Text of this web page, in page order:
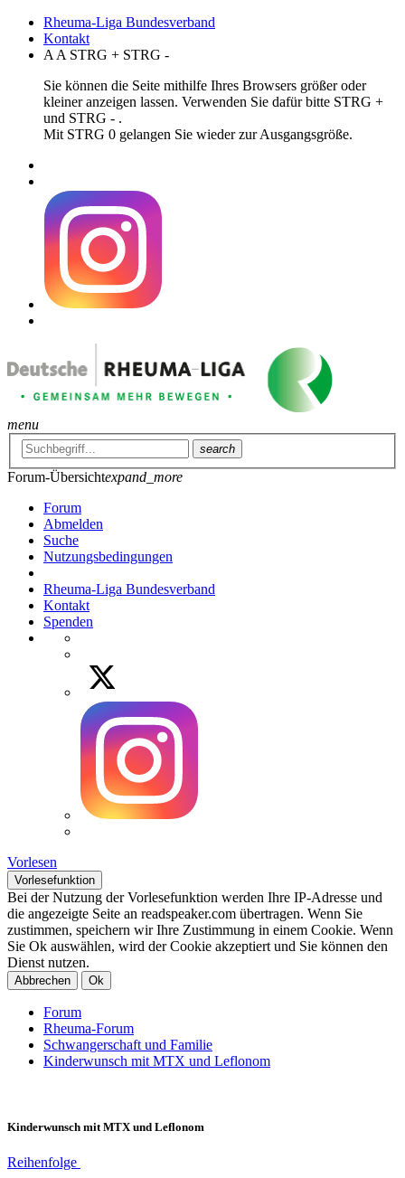
Rheuma-Liga Bundesverband
Kontakt
A A STRG + STRG -
Sie können die Seite mithilfe Ihres Browsers größer oder
kleiner anzeigen lassen. Verwenden Sie dafür bitte STRG +
und STRG - .
Mit STRG 0 gelangen Sie wieder zur Ausgangsgröße.
menu
search
Forum-Übersichtexpand_more
Forum
Abmelden
Suche
Nutzungsbedingungen
Rheuma-Liga Bundesverband
Kontakt
Spenden
Vorlesen
Vorlesefunktion
Bei der Nutzung der Vorlesefunktion werden Ihre IP-Adresse und
die angezeigte Seite an readspeaker.com übertragen. Wenn Sie
zustimmen, speichern wir Ihre Zustimmung in einem Cookie. Wenn
Sie Ok auswählen, wird der Cookie akzeptiert und Sie können den
Dienst nutzen.
Abbrechen Ok
Forum
Rheuma-Forum
Schwangerschaft und Familie
Kinderwunsch mit MTX und Leflonom
Kinderwunsch mit MTX und Leflonom
Reihenfolge